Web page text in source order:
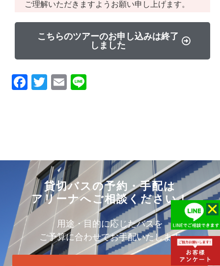
ご理解いただきま すようお願い申し上げます。
こちらのツアーのお申し込みは終了
しました
Facebook
TwitterEmail
貸切バスの予約・手配は
アリーナへご相談ください！
用途・目的に応じたバスを
ご予算に合わせてお手配いたします